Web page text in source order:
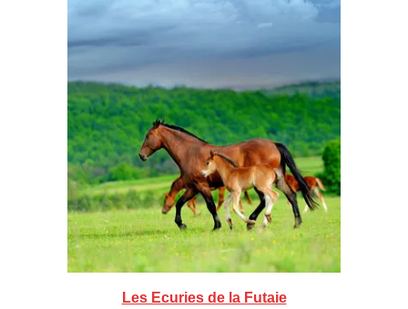
Les Ecuries de la Futaie